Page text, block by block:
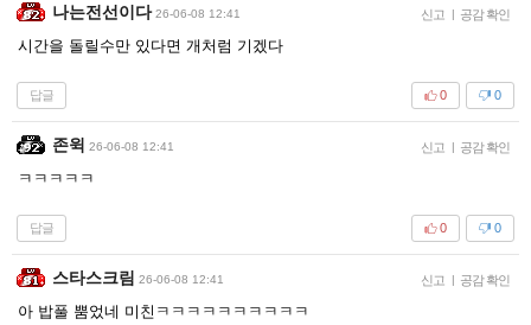
나는전선이다 26-06-08 12:41 신고 | 공감 확인
시간을 돌릴수만 있다면 개처럼 기겠다
답글 0
0
존윅 26-06-08 12:41 신고 | 공감 확인
ㅋㅋㅋㅋㅋ
답글 0
0
스타스크림 26-06-08 12:41 신고 | 공감 확인
아 밥풀 뿜었네 미친ㅋㅋㅋㅋㅋㅋㅋㅋㅋㅋ